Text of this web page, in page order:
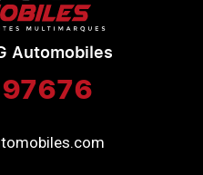
Automobiles